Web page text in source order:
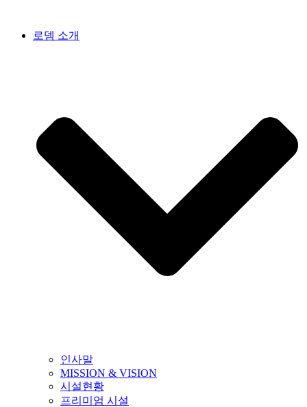
로뎀 소개
인사말
MISSION & VISION
시설현황
프리미엄 시설